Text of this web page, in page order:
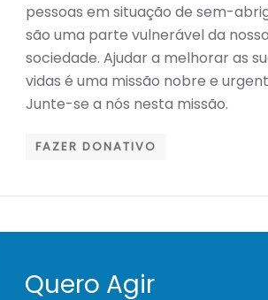
pessoas em situação de sem-
são uma parte vulnerável da nossa
sociedade. Ajudar a melhorar as
vidas é uma missão nobre e
Junte-se a nós nesta missão.
FAZER DONATIVO
Quero Agir